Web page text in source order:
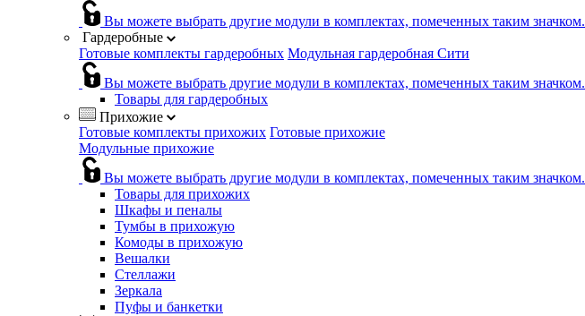
Вы можете выбрать другие модули в комплектах, помеченных таким значком.
Гардеробные
Готовые комплекты гардеробных Модульная гардеробная Сити
Вы можете выбрать другие модули в комплектах, помеченных таким значком.
Товары для гардеробных
Прихожие
Готовые комплекты прихожих Готовые прихожие
Модульные прихожие
Вы можете выбрать другие модули в комплектах, помеченных таким значком.
Товары для прихожих
Шкафы и пеналы
Тумбы в прихожую
Комоды в прихожую
Вешалки
Стеллажи
Зеркала
Пуфы и банкетки